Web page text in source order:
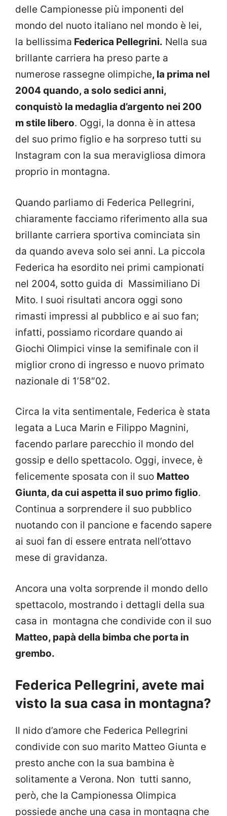
delle Campionesse più imponenti del
mondo del nuoto italiano nel mondo è lei,
la bellissima Federica Pellegrini. Nella sua
brillante carriera ha preso parte a
numerose rassegne olimpiche, la prima nel
2004 quando, a solo sedici anni,
conquistò la medaglia d’argento nei 200
m stile libero. Oggi, la donna è in attesa
del suo primo figlio e ha sorpreso tutti su
Instagram con la sua meravigliosa dimora
proprio in montagna.
Quando parliamo di Federica Pellegrini,
chiaramente facciamo riferimento alla sua
brillante carriera sportiva cominciata sin
da quando aveva solo sei anni. La piccola
Federica ha esordito nei primi campionati
nel 2004, sotto guida di Massimiliano Di
Mito. I suoi risultati ancora oggi sono
rimasti impressi al pubblico e ai suo fan;
infatti, possiamo ricordare quando ai
Giochi Olimpici vinse la semifinale con il
miglior crono di ingresso e nuovo primato
nazionale di 1’58″02.
Circa la vita sentimentale, Federica è stata
legata a Luca Marin e Filippo Magnini,
facendo parlare parecchio il mondo del
gossip e dello spettacolo. Oggi, invece, è
felicemente sposata con il suo Matteo
Giunta, da cui aspetta il suo primo figlio.
Continua a sorprendere il suo pubblico
nuotando con il pancione e facendo sapere
ai suoi fan di essere entrata nell’ottavo
mese di gravidanza.
Ancora una volta sorprende il mondo dello
spettacolo, mostrando i dettagli della sua
casa in montagna che condivide con il suo
Matteo, papà della bimba che porta in
grembo.
Federica Pellegrini, avete mai
visto la sua casa in montagna?
Il nido d’amore che Federica Pellegrini
condivide con suo marito Matteo Giunta e
presto anche con la sua bambina è
solitamente a Verona. Non tutti sanno,
però, che la Campionessa Olimpica
possiede anche una casa in montagna che